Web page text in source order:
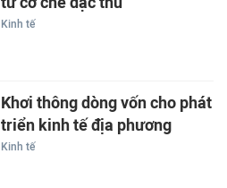
Kinh tế
Khơi thông dòng vốn cho phát
triển kinh tế địa phương
Kinh tế